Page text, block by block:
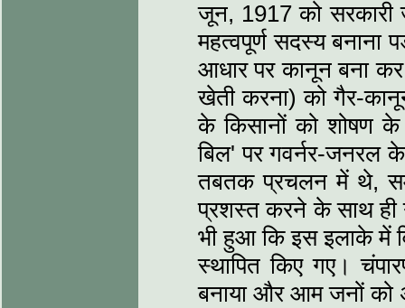
जून, 1917 को सरकारी
महत्वपूर्ण सदस्य
आधार पर कानून बना कर
खेती करना) को गैर-
के किसानों को शोषण
बिल' पर गवर्नर-जनरल
तबतक प्रचलन में थे,
प्रशस्त करने के साथ ही
भी हुआ कि इस इलाके में
स्थापित किए गए।
बनाया और आम जनों को